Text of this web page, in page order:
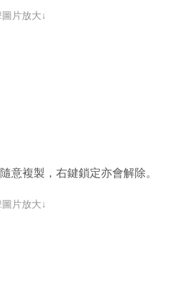
圖片放大↓
意複製，右鍵鎖定亦會解除。
圖片放大↓